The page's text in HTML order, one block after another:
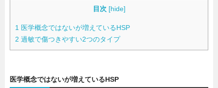
目次 [hide]
1 医学概念ではないが増えているHSP
2 過敏で傷つきやすい2つのタイプ
医学概念ではないが増えているHSP